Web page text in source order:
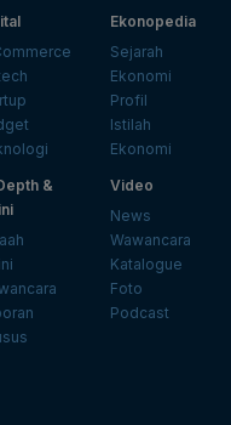
Ekonopedia
Sejarah
Ekonomi
Profil
Istilah
Ekonomi
&
Video
News
Wawancara
Katalogue
Foto
Podcast